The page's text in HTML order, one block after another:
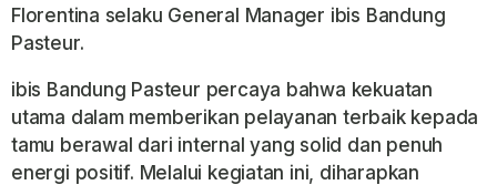
Florentina selaku General Manager ibis Bandung
Pasteur.
ibis Bandung Pasteur percaya bahwa kekuatan
utama dalam memberikan pelayanan terbaik kepada
tamu berawal dari internal yang solid dan penuh
energi positif. Melalui kegiatan ini, diharapkan